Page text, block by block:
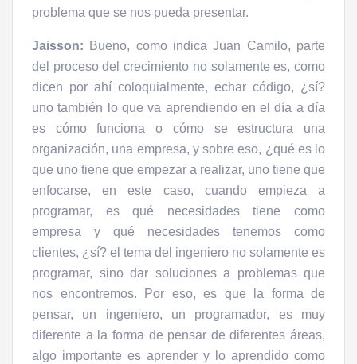
problema que se nos pueda presentar.
Jaisson: Bueno, como indica Juan Camilo, parte
del proceso del crecimiento no solamente es, como
dicen por ahí coloquialmente, echar código, ¿sí?
uno también lo que va aprendiendo en el día a día
es cómo funciona o cómo se estructura una
organización, una empresa, y sobre eso, ¿qué es lo
que uno tiene que empezar a realizar, uno tiene que
enfocarse, en este caso, cuando empieza a
programar, es qué necesidades tiene como
empresa y qué necesidades tenemos como
clientes, ¿sí? el tema del ingeniero no solamente es
programar, sino dar soluciones a problemas que
nos encontremos. Por eso, es que la forma de
pensar, un ingeniero, un programador, es muy
diferente a la forma de pensar de diferentes áreas,
algo importante es aprender y lo aprendido como